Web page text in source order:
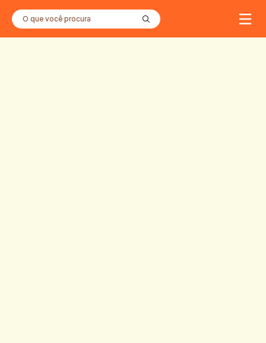
O que você procura